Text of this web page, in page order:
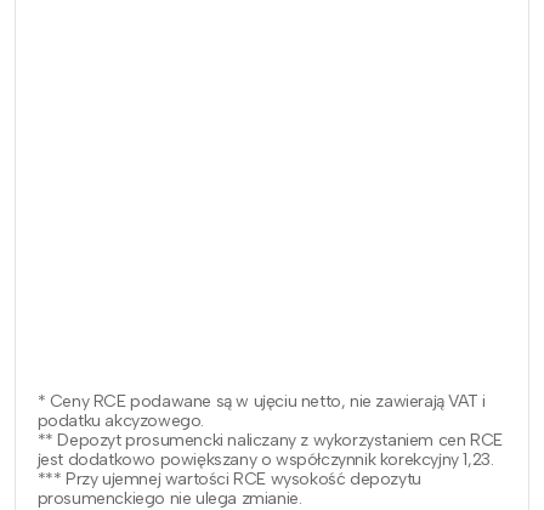
* Ceny RCE podawane są w ujęciu netto, nie zawierają VAT i
podatku akcyzowego.
** Depozyt prosumencki naliczany z wykorzystaniem cen RCE
jest dodatkowo powiększany o współczynnik korekcyjny 1,23.
*** Przy ujemnej wartości RCE wysokość depozytu
prosumenckiego nie ulega zmianie.